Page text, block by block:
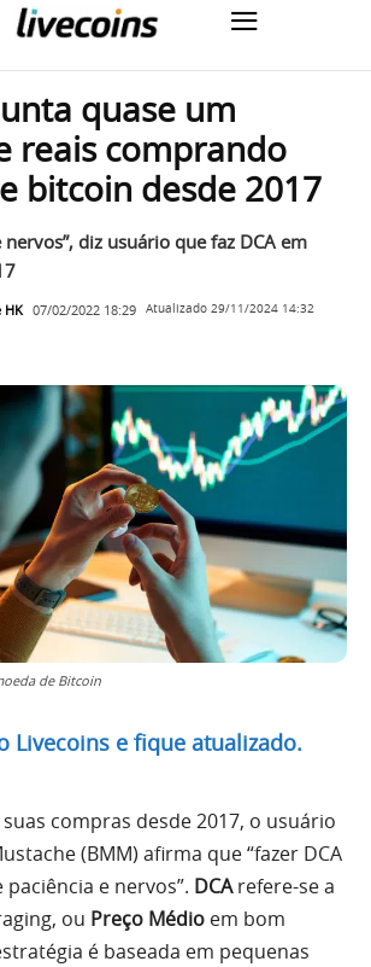
quase um
reais comprando
bitcoin desde 2017
nervos”, diz usuário que faz DCA em
HK 07/02/2022 18:29 Atualizado 29/11/2024 14:32
de Bitcoin
Livecoins e fique atualizado.
compras desde 2017, o usuário
(BMM) afirma que “fazer DCA
e nervos”. DCArefere-se a
ou Preço Médio em bom
é baseada em pequenas